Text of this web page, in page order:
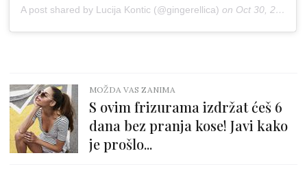
A post shared by Lucija Kontic (@gingerellica) on Oct 30, 2018 at 9:48am PDT
MOŽDA VAS ZANIMA
S ovim frizurama izdržat ćeš 6
dana bez pranja kose! Javi kako
je prošlo...